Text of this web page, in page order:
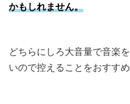
かもしれません。
どちらにしろ大音量で音楽
いので控えることをおすすめ